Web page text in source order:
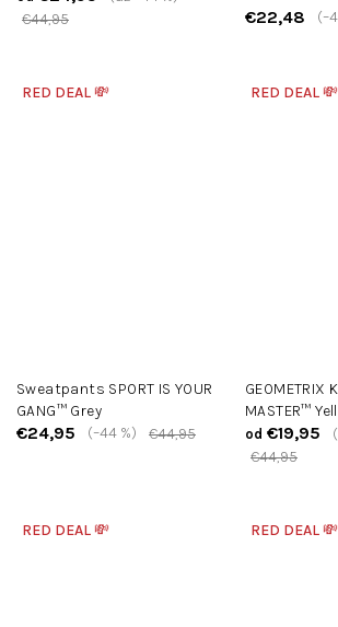
€44,95 €22,48
RED DEAL 💸
Sweatpants SPORT IS YOUR
GANG™ Grey
€24,95 €44,95
(–44 %)
RED DEAL 💸
GEOMETRIX
MASTER™
od €19,95
€44,95
RED DEAL 💸 RED DEAL 💸